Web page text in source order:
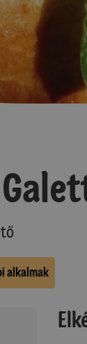
alkalmak